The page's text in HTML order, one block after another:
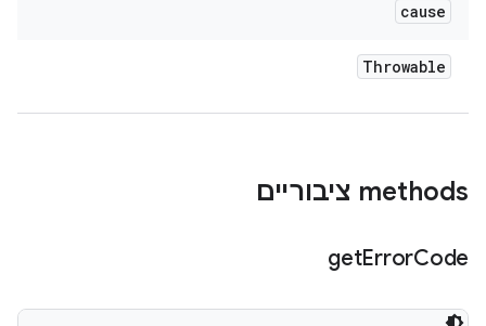
cause
Throwable
‫methods ציבוריים
getErrorCode